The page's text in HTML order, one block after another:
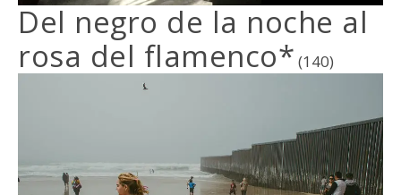
Del negro de la noche al
rosa del flamenco* (140)